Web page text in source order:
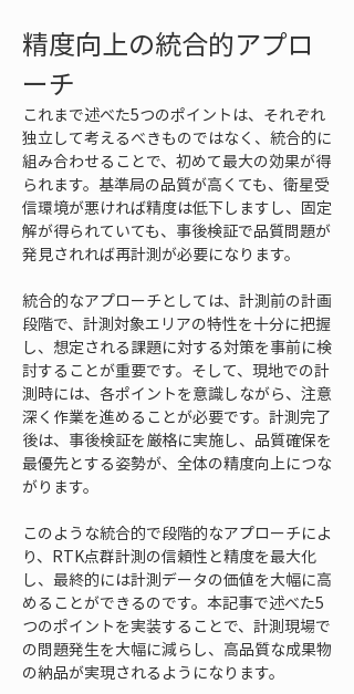
精度向上の統合的アプロ
ーチ
これまで述べた5つのポイントは、それぞれ
独立して考えるべきものではなく、統合的に
組み合わせることで、初めて最大の効果が得
られます。基準局の品質が高くても、衛星受
信環境が悪ければ精度は低下しますし、固定
解が得られていても、事後検証で品質問題が
発見されれば再計測が必要になります。
統合的なアプローチとしては、計測前の計画
段階で、計測対象エリアの特性を十分に把握
し、想定される課題に対する対策を事前に検
討することが重要です。そして、現地での計
測時には、各ポイントを意識しながら、注意
深く作業を進めることが必要です。計測完了
後は、事後検証を厳格に実施し、品質確保を
最優先とする姿勢が、全体の精度向上につな
がります。
このような統合的で段階的なアプローチによ
り、RTK点群計測の信頼性と精度を最大化
し、最終的には計測データの価値を大幅に高
めることができるのです。本記事で述べた5
つのポイントを実装することで、計測現場で
の問題発生を大幅に減らし、高品質な成果物
の納品が実現されるようになります。